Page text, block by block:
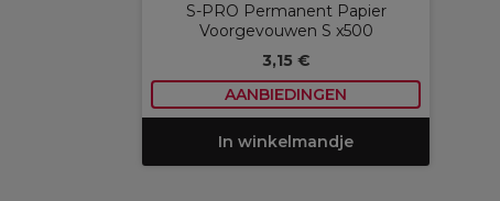
S-PRO Permanent Papier
Voorgevouwen S x500
3,15 €
AANBIEDINGEN
In winkelmandje